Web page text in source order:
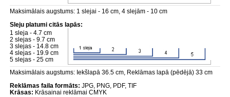
Maksimālais augstums: 1 slejai - 16 cm, 4 slejām - 10 cm
Sleju platumi citās lapās:
1 sleja - 4.7 cm
2 slejas - 9.7 cm
3 slejas - 14.8 cm
4 slejas - 19.9 cm
5 slejas - 25 cm
Maksimālais augstums: Iekšlapā 36.5 cm, Reklāmas lapā (pēdējā) 33 cm
Reklāmas faila formāts: JPG, PNG, PDF, TIF
Krāsas: Krāsainai reklāmai CMYK